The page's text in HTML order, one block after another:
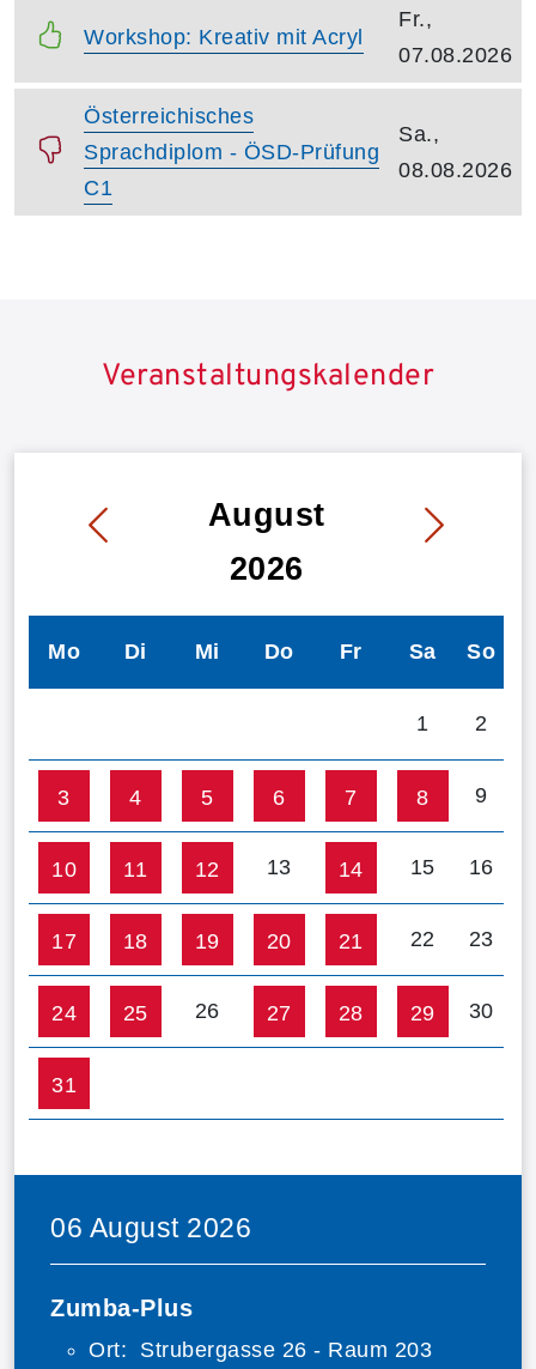
Kurstitel:
Workshop: Kreativ mit Acryl
Kursbeginn:
Fr.,
07.08.2026
Kurstitel:
Österreichisches
Sprachdiplom - ÖSD-Prüfung
C1
Kursbeginn:
Sa.,
08.08.2026
Veranstaltungskalender
August
2026
Mo Di Mi Do Fr Sa So
1 2
3 4 5 6 7 8 9
10 11 12 13 14 15 16
17 18 19 20 21 22 23
24 25 26 27 28 29 30
31
06 August 2026
Zumba-Plus
Ort: Strubergasse 26 - Raum 203